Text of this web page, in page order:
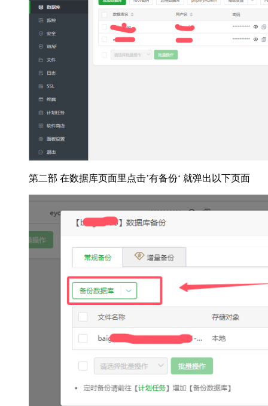
第二部 在数据库页面里点击’有备份‘ 就弹出以下页面